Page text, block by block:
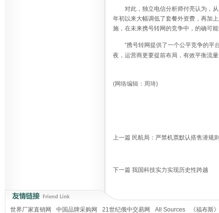
对此，独立电信分析师付亮认为，
年初以来大幅调低了套餐外资费，再加
施，在未来携号转网的竞争中，的确可
“携号转网提供了一个公平竞争的平
夜，运营商更要提前布局，有效平衡流
(网络编辑：周琦)
上一篇 民航局：严禁机票默认搭售潜规
下一篇 我国科技实力实现历史性跨越
世界厂家直销网 中国品牌采购网 21世纪俄中交易网 All Sources 《福布斯